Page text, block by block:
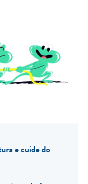
e cuide do